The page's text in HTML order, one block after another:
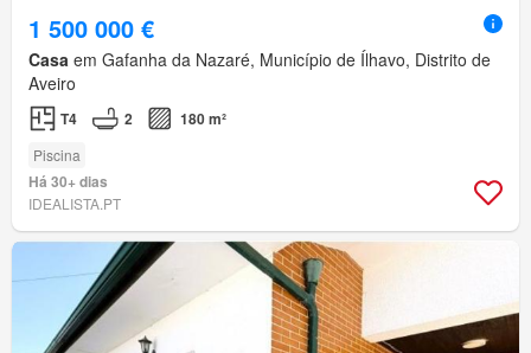
1 500 000 €
Casa em Gafanha da Nazaré, Município de Ílhavo, Distrito de
Aveiro
T4 2 180 m²
Piscina
Há 30+ dias
IDEALISTA.PT